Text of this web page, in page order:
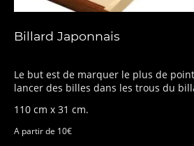
Billard Japonnais
Le but est de marquer le plus de
lancer des billes dans les trous du
110 cm x 31 cm.
A partir de 10€